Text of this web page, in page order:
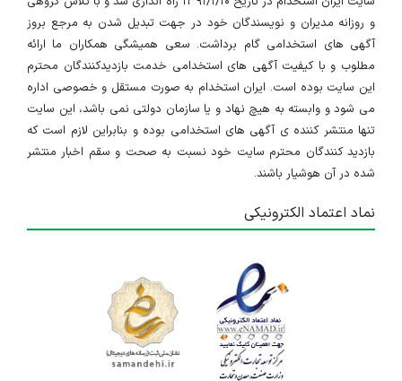
و روزانه مدیران و نویسندگان خود در جهت تبدیل شدن به مرجع بروز
آگهی های استخدامی گام برداشت. سعی همیشگی همکاران ما ارائه
مطلوب و با کیفیت آگهی های استخدامی خدمت بازدیدکنندگان محترم
این سایت بوده است. ایران استخدام به صورت مستقل و خصوصی اداره
می شود و وابسته به هیچ نهاد و یا سازمان دولتی نمی باشد، این سایت
تنها منتشر کننده ی آگهی های استخدامی بوده و بنابراین لازم است که
بازدید کنندگان محترم سایت خود نسبت به صحت و سقم اخبار منتشر
شده در آن هوشیار باشند.
نماد اعتماد الکترونیکی